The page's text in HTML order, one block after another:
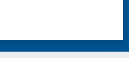
su 5
su 5
5